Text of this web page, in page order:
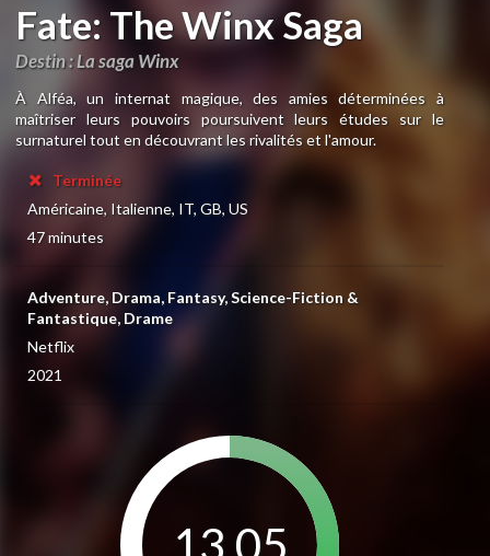
Fate: The Winx Saga
Destin : La saga Winx
À Alféa, un internat magique, des amies déterminées à
maîtriser leurs pouvoirs poursuivent leurs études sur le
surnaturel tout en découvrant les rivalités et l'amour.
Terminée
Américaine, Italienne, IT, GB, US
47 minutes
Adventure, Drama, Fantasy, Science-Fiction &
Fantastique, Drame
Netflix
2021
13.05